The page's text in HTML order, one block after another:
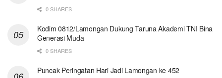
0 SHARES
Kodim 0812/Lamongan Dukung Taruna Akademi TNI Bina
Generasi Muda
0 SHARES
Puncak Peringatan Hari Jadi Lamongan ke 452